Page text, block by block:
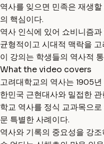
역사를 잊으면 민족은 재생
의 핵심이다.
역사 인식에 있어 쇼비니즘
균형적이고 시대적 맥락을
이 강의는 학생들의 역사적
What the video covers
고려대학교의 역사는 1905
한민국 근현대사와 밀접한 관
학교 역사를 정식 교과목으
문 특별한 사례이다.
역사와 기록의 중요성을 강